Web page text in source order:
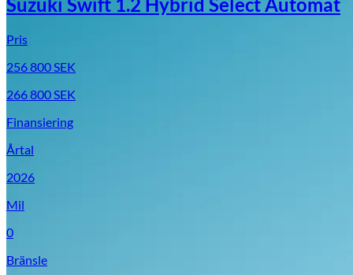
Pris
256 800 SEK
266 800 SEK
Finansiering
Årtal
2026
Mil
0
Bränsle